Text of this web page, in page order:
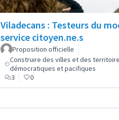
Viladecans : Testeurs du
service citoyen.ne.s
Proposition officielle
Construire des villes et des
démocratiques et pacifiques
3
0